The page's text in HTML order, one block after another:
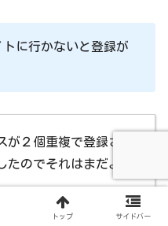
に行かないと登録が
が２個重複で登録され
のでそれはまだよか
トップ サイドバー